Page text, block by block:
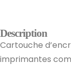
Description
Cartouche
imprimantes